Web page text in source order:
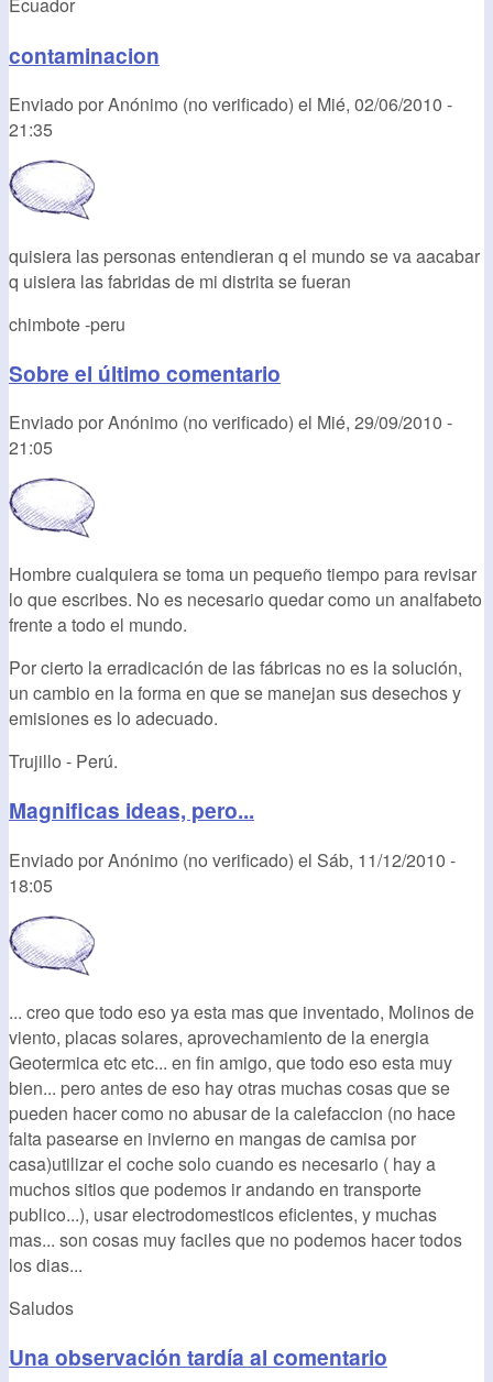
Ecuador
contaminacion
Enviado porAnónimo (no verificado) el Mié, 02/06/2010 -
21:35
quisiera las personas entendieran q el mundo se va aacabar
q uisiera las fabridas de mi distrita se fueran
chimbote -peru
Sobre el último comentario
Enviado porAnónimo (no verificado) el Mié, 29/09/2010 -
21:05
Hombre cualquiera se toma un pequeño tiempo para revisar
lo que escribes. No es necesario quedar como un analfabeto
frente a todo el mundo.
Por cierto la erradicación de las fábricas no es la solución,
un cambio en la forma en que se manejan sus desechos y
emisiones es lo adecuado.
Trujillo - Perú.
Magnificas ideas, pero...
Enviado porAnónimo (no verificado) el Sáb, 11/12/2010 -
18:05
... creo que todo eso ya esta mas que inventado, Molinos de
viento, placas solares, aprovechamiento de la energia
Geotermica etc etc... en fin amigo, que todo eso esta muy
bien... pero antes de eso hay otras muchas cosas que se
pueden hacer como no abusar de la calefaccion (no hace
falta pasearse en invierno en mangas de camisa por
casa)utilizar el coche solo cuando es necesario ( hay a
muchos sitios que podemos ir andando en transporte
publico...), usar electrodomesticos eficientes, y muchas
mas... son cosas muy faciles que no podemos hacer todos
los dias...
Saludos
Una observación tardía al comentario